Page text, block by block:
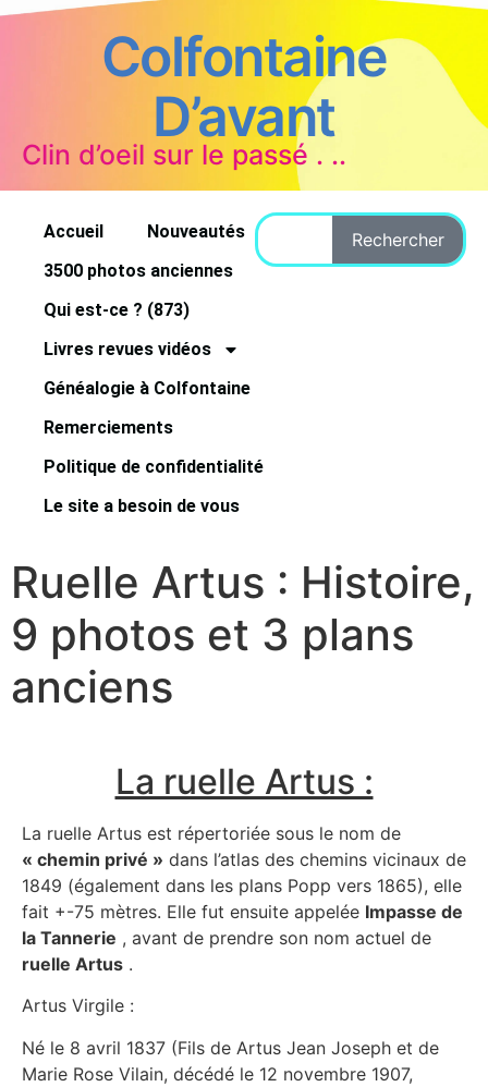
Colfontaine
D’avant
Clin d’oeil sur le passé . ..
Accueil
Nouveautés
3500 photos anciennes
Qui est-ce ? (873)
Livres revues vidéos
Généalogie à Colfontaine
Remerciements
Politique de confidentialité
Le site a besoin de vous
Rechercher
Ruelle Artus : Histoire,
9 photos et 3 plans
anciens
La ruelle Artus :
La ruelle Artus est répertoriée sous le nom de
« chemin privé » dans l’atlas des chemins vicinaux de
1849 (également dans les plans Popp vers 1865), elle
fait +-75 mètres. Elle fut ensuite appelée Impasse de
la Tannerie , avant de prendre son nom actuel de
ruelle Artus .
Artus Virgile :
Né le 8 avril 1837 (Fils de Artus Jean Joseph et de
Marie Rose Vilain, décédé le 12 novembre 1907,